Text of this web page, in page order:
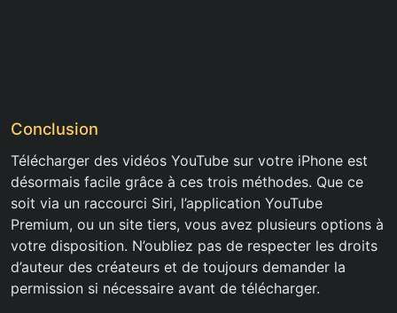
Conclusion
Télécharger des vidéos YouTube sur votre iPhone est
désormais facile grâce à ces trois méthodes. Que ce
soit via un raccourci Siri, l’application YouTube
Premium, ou un site tiers, vous avez plusieurs options à
votre disposition. N’oubliez pas de respecter les droits
d’auteur des créateurs et de toujours demander la
permission si nécessaire avant de télécharger.